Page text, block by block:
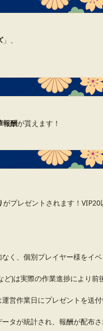
」、
報酬が貰えます！
がプレゼントされます！VIP20
く、個別プレイヤー様をイ
)は実際の作業進捗により前
営作業日にプレゼントを送付
タが統計され、報酬が配布さ